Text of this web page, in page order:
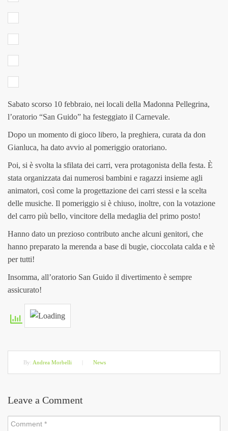
Sabato scorso 10 febbraio, nei locali della Madonna Pellegrina,
l’oratorio “San Guido” ha festeggiato il Carnevale.
Dopo un momento di gioco libero, la preghiera, curata da don
Gianluca, ha dato avvio al pomeriggio oratoriano.
Poi, si è svolta la sfilata dei carri, vera protagonista della festa. È
stata organizzata dai numerosi bambini e ragazzi insieme agli
animatori, così come la progettazione dei carri stessi e la scelta
delle musiche. Il pomeriggio si è chiuso, inoltre, con la votazione
del carro più bello, vincitore della medaglia del primo posto!
Hanno dato un prezioso contributo anche alcuni genitori, che
hanno preparato la merenda a base di bugie, cioccolata calda e tè
per tutti!
Insomma, all’oratorio San Guido il divertimento è sempre
assicurato!
By: Andrea Morbelli News
Leave a Comment